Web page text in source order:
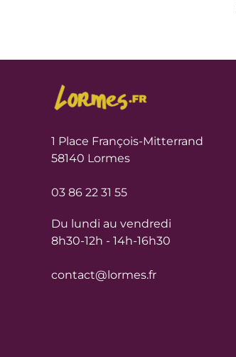
1 Place François-Mitterrand
58140 Lormes
03 86 22 31 55
Du lundi au vendredi
8h30-12h - 14h-16h30
contact@lormes.fr